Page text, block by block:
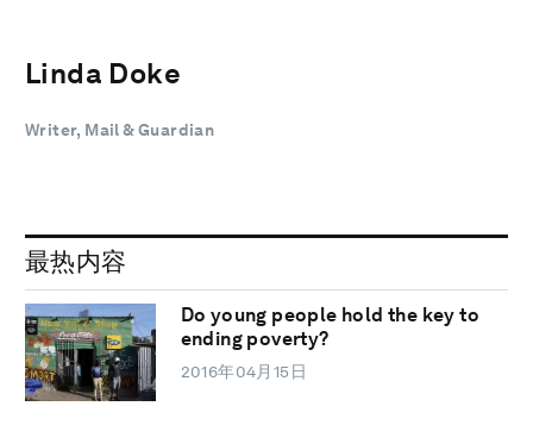
Linda Doke
Writer, Mail & Guardian
最热内容
Do young people hold the key to
ending poverty?
2016年04月15日